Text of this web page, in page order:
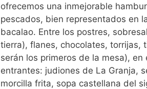
ofrecemos una inmejorable
pescados, bien representados en
bacalao. Entre los postres,
tierra), flanes, chocolates, torrijas,
serán los primeros de la mesa),
entrantes: judiones de La Granja,
morcilla frita, sopa castellana del